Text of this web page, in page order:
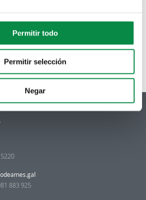
Permitir todo
Permitir selección
Negar
883 925